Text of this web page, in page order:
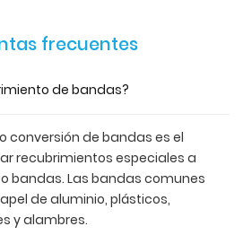
frecuentes
de bandas?
conversión de bandas es el
recubrimientos especiales a
bandas. Las bandas comunes
de aluminio, plásticos,
y alambres.